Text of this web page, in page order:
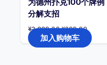
为德州扑克100个牌例
分解支招
¥2,999.00原
价
为：
¥2,999.00。
¥299.00
前
价
加入购物车